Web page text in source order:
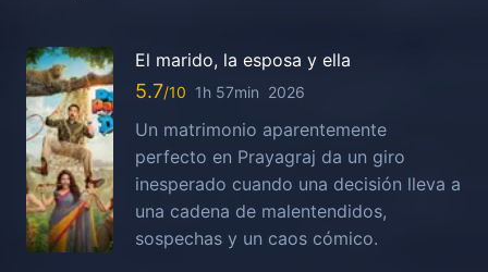
El marido, la esposa y ella
5.7 1h 57min 2026
Un matrimonio aparentemente
perfecto en Prayagraj da un giro
inesperado cuando una decisión lleva a
una cadena de malentendidos,
sospechas y un caos cómico.